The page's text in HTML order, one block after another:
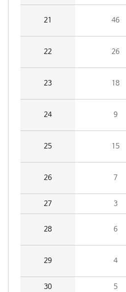
21 46
22 26
23 18
24 9
25 15
26 7
27 3
28 6
29 4
30 5